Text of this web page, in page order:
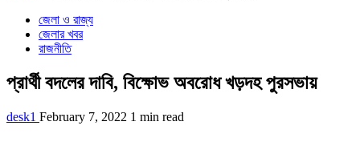
জেলা ও রাজ্য
জেলার খবর
রাজনীতি
প্রার্থী বদলের দাবি, বিক্ষোভ অবরোধ খড়দহ পুরসভায়
desk1 February 7, 2022 1 min read